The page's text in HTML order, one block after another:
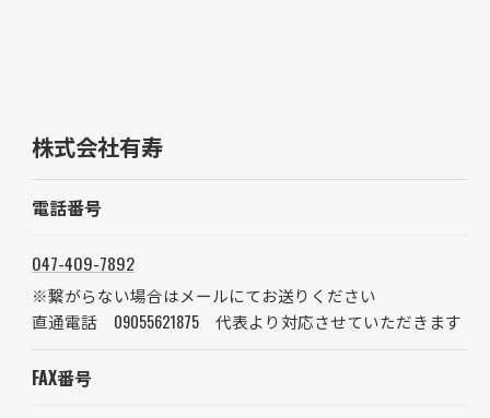
株式会社有寿
電話番号
047-409-7892
※繋がらない場合はメールにてお送りください
直通電話 09055621875 代表より対応させていただきます
FAX番号